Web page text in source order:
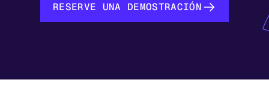
RESERVE UNA DEMOSTRACIÓN